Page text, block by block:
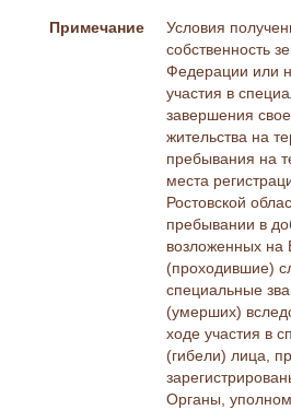
Примечание
Условия
собственность
Федерации или
участия в
завершения
жительства на
пребывания на
места
Ростовской
пребывании в
возложенных
(проходившие)
специальные
(умерших)
ходе участия в
(гибели) лица,
Органы,